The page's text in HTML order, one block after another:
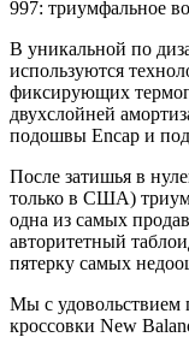
997: триумфальное
В уникальной по
используются
фиксирующих
двухслойней
подошвы Encap и
После затишья в
только в США)
одна из самых
авторитетный
пятерку самых
Мы с удовольствием
кроссовки New